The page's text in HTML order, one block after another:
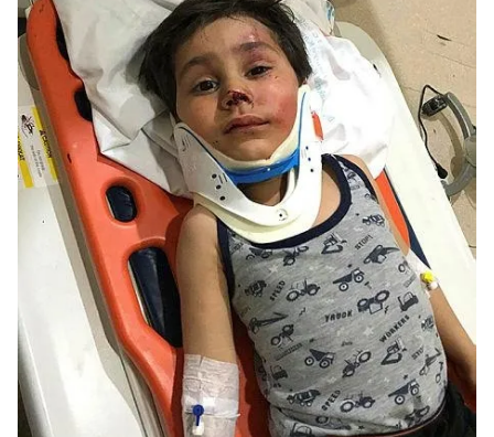
Çerezlere ilişkin tercihlerinizi aşağıda yer alan panel
vasıtasıyla belirleyebilirsiniz. Çerezlere ilişkin detaylı bilgi
için Ayarlar butonuna tıklayabilir,Çerez Bilgilendirme
Metnimiziziyaret edebilirsiniz.
6698 sayılı Kişisel Verilerin Korunması Kanunu uyarınca
hazırlanmış Aydınlatma Metnimizi okumak ve sitemizde
ilgili mevzuata uygun olarak kullanılan çerezlerle ilgili bilgi
almak için lütfen
tıklayınız.